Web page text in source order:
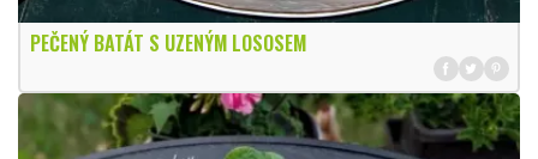
PEČENÝ BATÁT S UZENÝM LOSOSEM